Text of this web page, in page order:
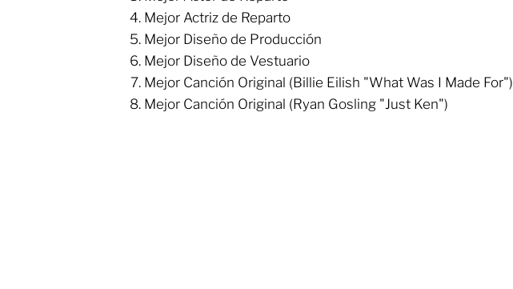
Mejor Actriz de Reparto
Mejor Diseño de Producción
Mejor Diseño de Vestuario
Mejor Canción Original (Billie Eilish "What Was I Made For")
Mejor Canción Original (Ryan Gosling "Just Ken")